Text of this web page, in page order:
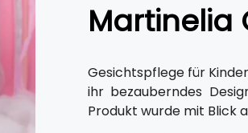
Martinelia
Gesichtspflege für
ihr bezauberndes
Produkt wurde mit Blick